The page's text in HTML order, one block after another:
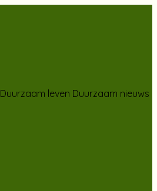
Duurzaam leven Duurzaam nieuws